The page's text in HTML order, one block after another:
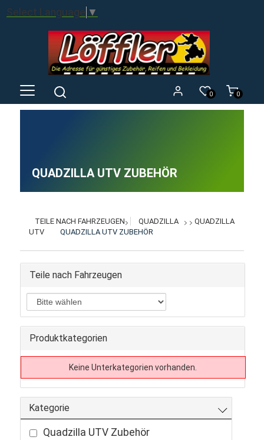
Select Language ▼
0
0
QUADZILLA UTV ZUBEHÖR
TEILE NACH FAHRZEUGEN QUADZILLA
QUADZILLA
UTV
QUADZILLA UTV ZUBEHÖR
Teile nach Fahrzeugen
Produktkategorien
Keine Unterkategorien vorhanden.
Kategorie
Quadzilla UTV Zubehör